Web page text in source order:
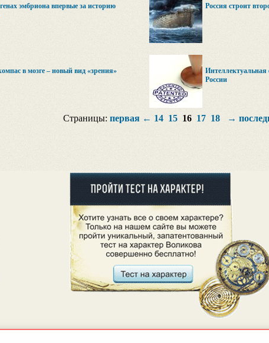
эмбриона впервые за историю
Россия строит
в мозге – новый вид «зрения»
Интеллектуальная
России
Страницы: первая← 14 15 16 17 18 →